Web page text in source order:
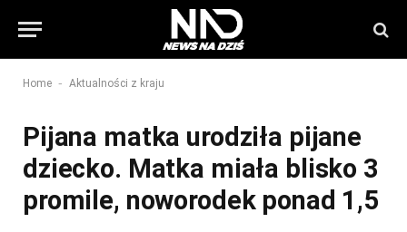
Home - Aktualności z kraju
Pijana matka urodziła pijane
dziecko. Matka miała blisko 3
promile, noworodek ponad 1,5